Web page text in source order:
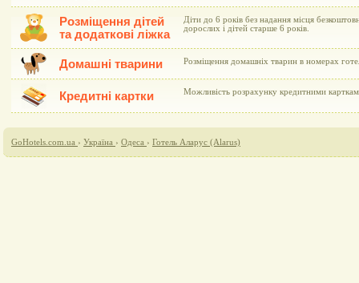
Розміщення дітей
та додаткові ліжка
Діти до 6 років без надання місця
дорослих і дітей старше 6 років.
Домашні тварини Розміщення домашніх тварин в номерах
Кредитні картки Можливість розрахунку кредитними
GoHotels.com.ua › Україна › Одеса › Готель Аларус (Alarus)